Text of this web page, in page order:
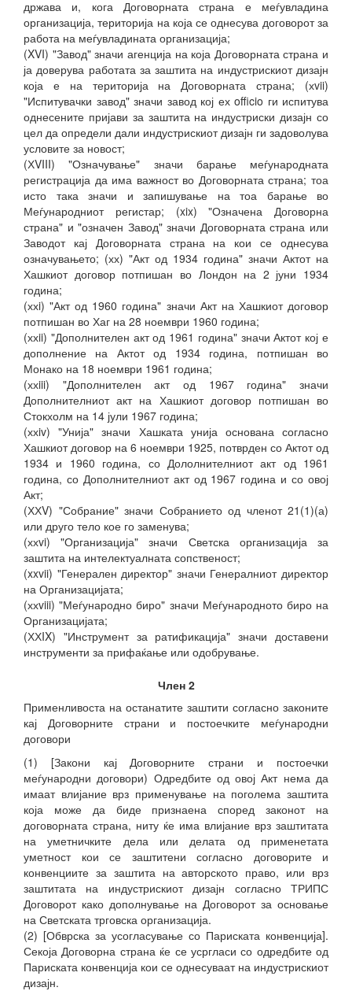
држава и, кога Договорната страна е меѓувладина
организација, територија на која се однесува договорот за
работа на меѓувладината организација;
(XVI) "Завод" значи агенција на која Договорната страна и
ја доверува работата за заштита на индустрискиот дизајн
која е на територија на Договорната страна; (хvii)
"Испитувачки завод" значи завод кој ех officio ги испитува
однесените пријави за заштита на индустриски дизајн со
цел да определи дали индустрискиот дизајн ги задоволува
условите за новост;
(ХVIII) "Означување" значи барање меѓународната
регистрација да има важност во Договорната страна; тоа
исто така значи и запишување на тоа барање во
Меѓународниот регистар; (xix) "Означена Договорна
страна" и "означен Завод" значи Договорната страна или
Заводот кај Договорната страна на кои се однесува
означувањето; (хх) "Акт од 1934 година" значи Актот на
Хашкиот договор потпишан во Лондон на 2 јуни 1934
година;
(ххi) "Акт од 1960 година" значи Акт на Хашкиот договор
потпишан во Хаг на 28 ноември 1960 година;
(ххii) "Дополнителен акт од 1961 година" значи Актот кој е
дополнение на Актот од 1934 година, потпишан во
Монако на 18 ноември 1961 година;
(ххiii) "Дополнителен акт од 1967 година" значи
Дополнителниот акт на Хашкиот договор потпишан во
Стокхолм на 14 јули 1967 година;
(ххiv) "Унија" значи Хашката унија основана согласно
Хашкиот договор на 6 ноември 1925, потврден со Актот од
1934 и 1960 година, со Дололнителниот акт од 1961
година, со Дополнителниот акт од 1967 година и со овој
Акт;
(ХХV) "Собрание" значи Собранието од членот 21(1)(а)
или друго тело кое го заменува;
(ххvi) "Организација" значи Светска организација за
заштита на интелектуалната сопственост;
(xxvii) "Генерален директор" значи Генералниот директор
на Организацијата;
(ххviii) "Меѓународно биро" значи Меѓународното биро на
Организацијата;
(ХХIX) "Инструмент за ратификација" значи доставени
инструменти за прифаќање или одобрување.
Член 2
Применливоста на останатите заштити согласно законите
кај Договорните страни и постоечките меѓународни
договори
(1) [Закони кај Договорните страни и постоечки
меѓународни договори) Одредбите од овој Акт нема да
имаат влијание врз применување на поголема заштита
која може да биде признаена според законот на
договорната страна, ниту ќе има влијание врз заштитата
на уметничките дела или делата од применетата
уметност кои се заштитени согласно договорите и
конвенциите за заштита на авторското право, или врз
заштитата на индустрискиот дизајн согласно ТРИПС
Договорот како дополнување на Договорот за основање
на Светската трговска организација.
(2) [Обврска за усогласување со Париската конвенција].
Секоја Договорна страна ќе се усргласи со одредбите од
Париската конвенција кои се однесуваат на индустрискиот
дизајн.